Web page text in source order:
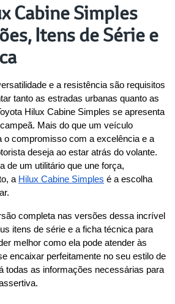
Cabine Simples
Itens de Série e
e a resistência são requisitos
tanto as estradas urbanas quanto as
Hilux Cabine Simples se apresenta
Mais do que um veículo
o compromisso com a excelência e a
deseja ao estar atrás do volante.
de um utilitário que une força,
a Hilux Cabine Simples é a escolha
completa nas versões dessa incrível
itens de série e a ficha técnica para
melhor como ela pode atender às
encaixar perfeitamente no seu estilo de
todas as informações necessárias para